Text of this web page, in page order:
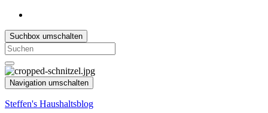
Suchbox umschalten
Search
for:
Navigation umschalten
Steffen's Haushaltsblog